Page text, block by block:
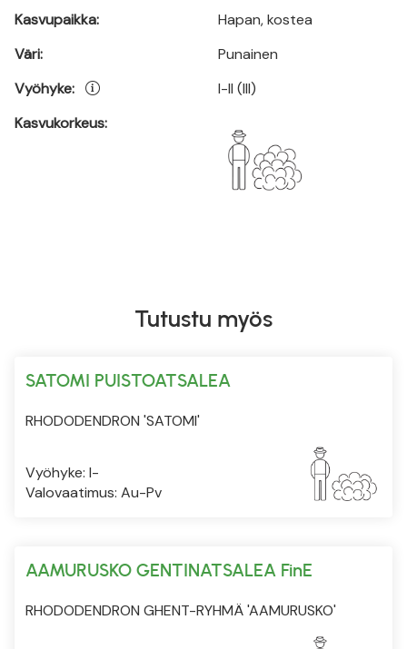
Kasvupaikka:
Väri:
Vyöhyke:
Kasvukorkeus:
Hapan, kostea
Punainen
I-II (III)
Tutustu myös
SATOMI PUISTOATSALEA
RHODODENDRON 'SATOMI'
Vyöhyke: I-
Valovaatimus: Au-Pv
AAMURUSKO GENTINATSALEA FinE
RHODODENDRON GHENT-RYHMÄ 'AAMURUSKO'